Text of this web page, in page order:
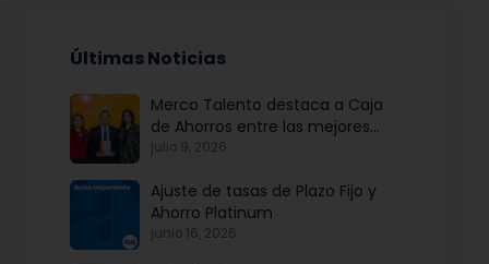
Últimas Noticias
Merco Talento destaca a Caja
de Ahorros entre las mejores
empresas para atraer y fidelizar
julio 9, 2026
Ajuste de tasas de Plazo Fijo y
Ahorro Platinum
junio 16, 2026